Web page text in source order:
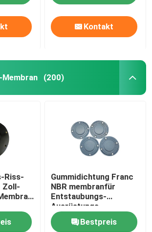
Kontakt
(200)
Riss-
Zoll-
Gummidichtung Franc
NBR membranfür
Entstaubungs-
Ausrüstungs-
Magnetventil-Membran
Bestpreis